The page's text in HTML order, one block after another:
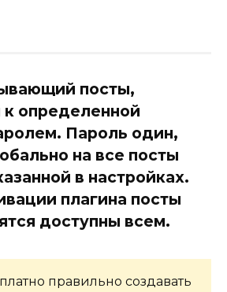
посты,
определенной
Пароль один,
на все посты
в настройках.
плагина посты
доступны всем.
правильно создавать